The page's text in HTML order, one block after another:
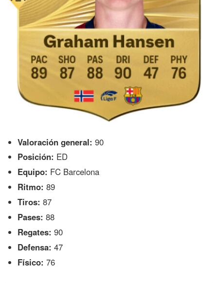
Valoración general: 90
Posición: ED
Equipo: FC Barcelona
Ritmo: 89
Tiros: 87
Pases: 88
Regates: 90
Defensa: 47
Físico: 76